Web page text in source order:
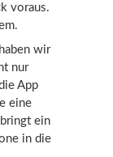
voraus.
wir
nur
App
eine
ein
in die